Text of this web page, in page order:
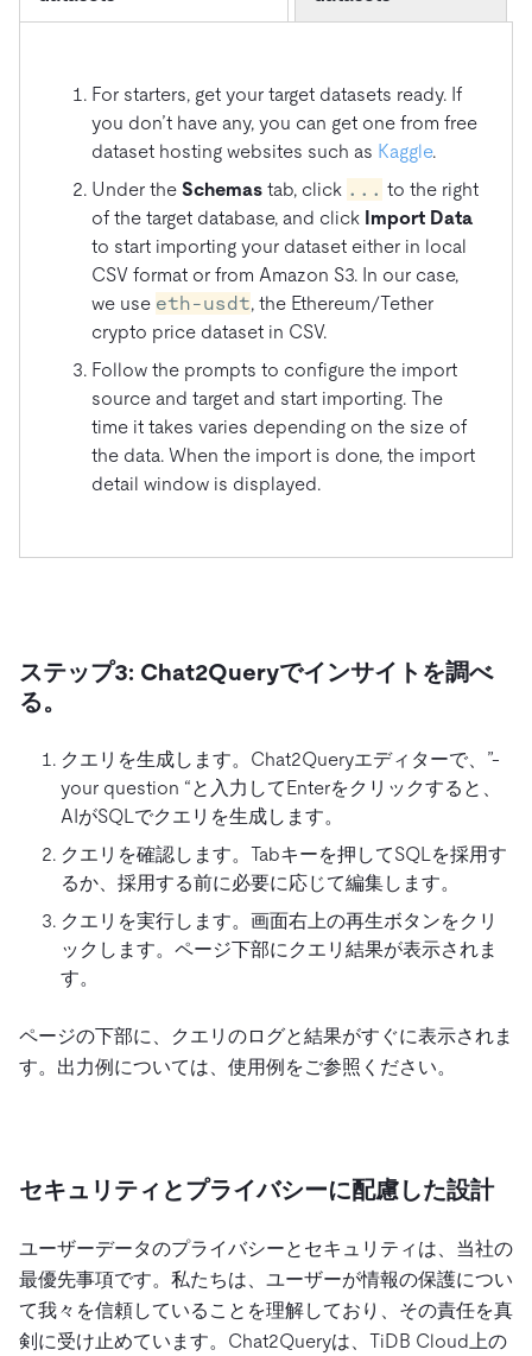
For starters, get your target datasets ready. If
you don’t have any, you can get one from free
dataset hosting websites such as Kaggle.
Under the Schemas tab, click ... to the right
of the target database, and click Import Data
to start importing your dataset either in local
CSV format or from Amazon S3. In our case,
we use eth-usdt, the Ethereum/Tether
crypto price dataset in CSV.
Follow the prompts to configure the import
source and target and start importing. The
time it takes varies depending on the size of
the data. When the import is done, the import
detail window is displayed.
ステップ3: Chat2Queryでインサイトを調べ
る。
クエリを生成します。Chat2Queryエディターで、”-
your question “と入力してEnterをクリックすると、
AIがSQLでクエリを生成します。
クエリを確認します。Tabキーを押してSQLを採用す
るか、採用する前に必要に応じて編集します。
クエリを実行します。画面右上の再生ボタンをクリ
ックします。ページ下部にクエリ結果が表示されま
す。
ページの下部に、クエリのログと結果がすぐに表示されま
す。出力例については、使用例をご参照ください。
セキュリティとプライバシーに配慮した設計
ユーザーデータのプライバシーとセキュリティは、当社の
最優先事項です。私たちは、ユーザーが情報の保護につい
て我々を信頼していることを理解しており、その責任を真
剣に受け止めています。Chat2Queryは、TiDB Cloud上の